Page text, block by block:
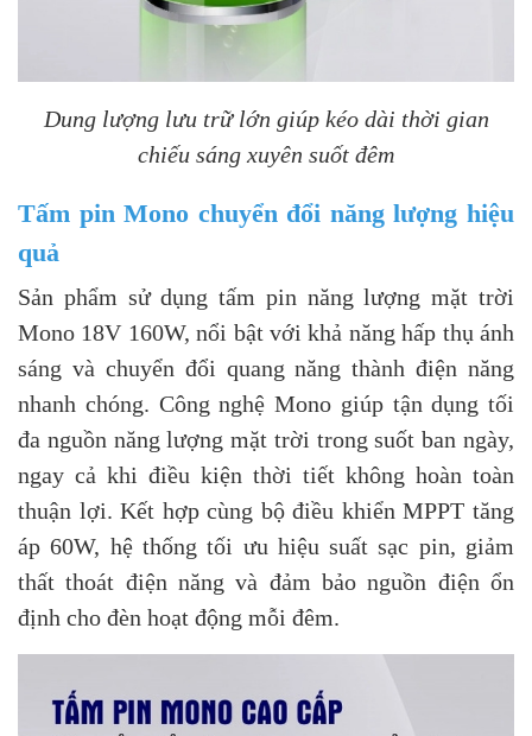
Dung lượng lưu trữ lớn giúp kéo dài thời gian
chiếu sáng xuyên suốt đêm
Tấm pin Mono chuyển đổi năng lượng hiệu
quả
Sản phẩm sử dụng tấm pin năng lượng mặt trời
Mono 18V 160W, nổi bật với khả năng hấp thụ ánh
sáng và chuyển đổi quang năng thành điện năng
nhanh chóng. Công nghệ Mono giúp tận dụng tối
đa nguồn năng lượng mặt trời trong suốt ban ngày,
ngay cả khi điều kiện thời tiết không hoàn toàn
thuận lợi. Kết hợp cùng bộ điều khiển MPPT tăng
áp 60W, hệ thống tối ưu hiệu suất sạc pin, giảm
thất thoát điện năng và đảm bảo nguồn điện ổn
định cho đèn hoạt động mỗi đêm.